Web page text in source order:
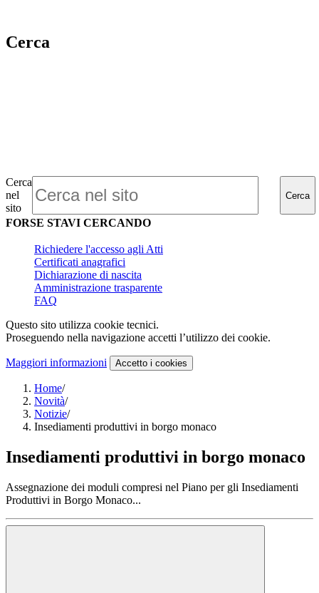
Cerca
Cerca
nel
sito
Cerca
FORSE STAVI CERCANDO
Richiedere l'accesso agli Atti
Certificati anagrafici
Dichiarazione di nascita
Amministrazione trasparente
FAQ
Questo sito utilizza cookie tecnici.
Proseguendo nella navigazione accetti l’utilizzo dei cookie.
Maggiori informazioni Accetto i cookies
Home/
Novità/
Notizie/
Insediamenti produttivi in borgo monaco
Insediamenti produttivi in borgo monaco
Assegnazione dei moduli compresi nel Piano per gli Insediamenti
Produttivi in Borgo Monaco...